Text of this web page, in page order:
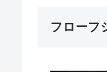
フローフ